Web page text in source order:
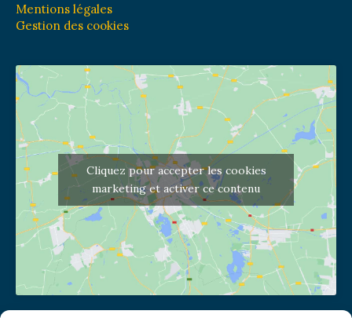
Mentions légales
Gestion des cookies
Cliquez pour accepter les cookies
marketing et activer ce contenu